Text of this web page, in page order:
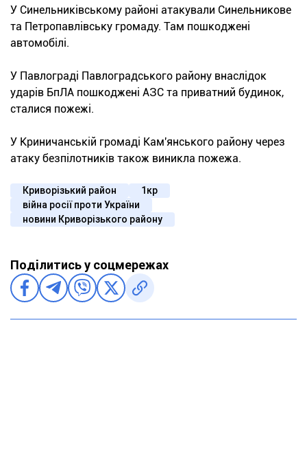
У Синельниківському районі атакували Синельникове
та Петропавлівську громаду. Там пошкоджені
автомобілі.
У Павлограді Павлоградського району внаслідок
ударів БпЛА пошкоджені АЗС та приватний будинок,
сталися пожежі.
У Криничанській громаді Кам'янського району через
атаку безпілотників також виникла пожежа.
Криворізький район
1кр
війна росії проти України
новини Криворізького району
Поділитись у соцмережах